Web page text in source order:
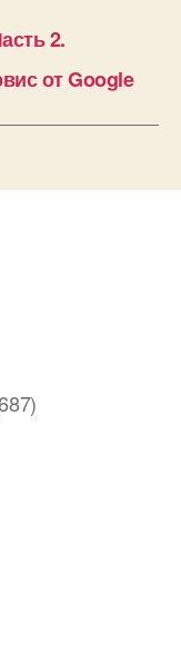
2.
от Google